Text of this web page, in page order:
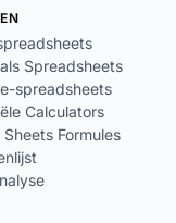
Spreadsheets
spreadsheets
Calculators
Sheets Formules